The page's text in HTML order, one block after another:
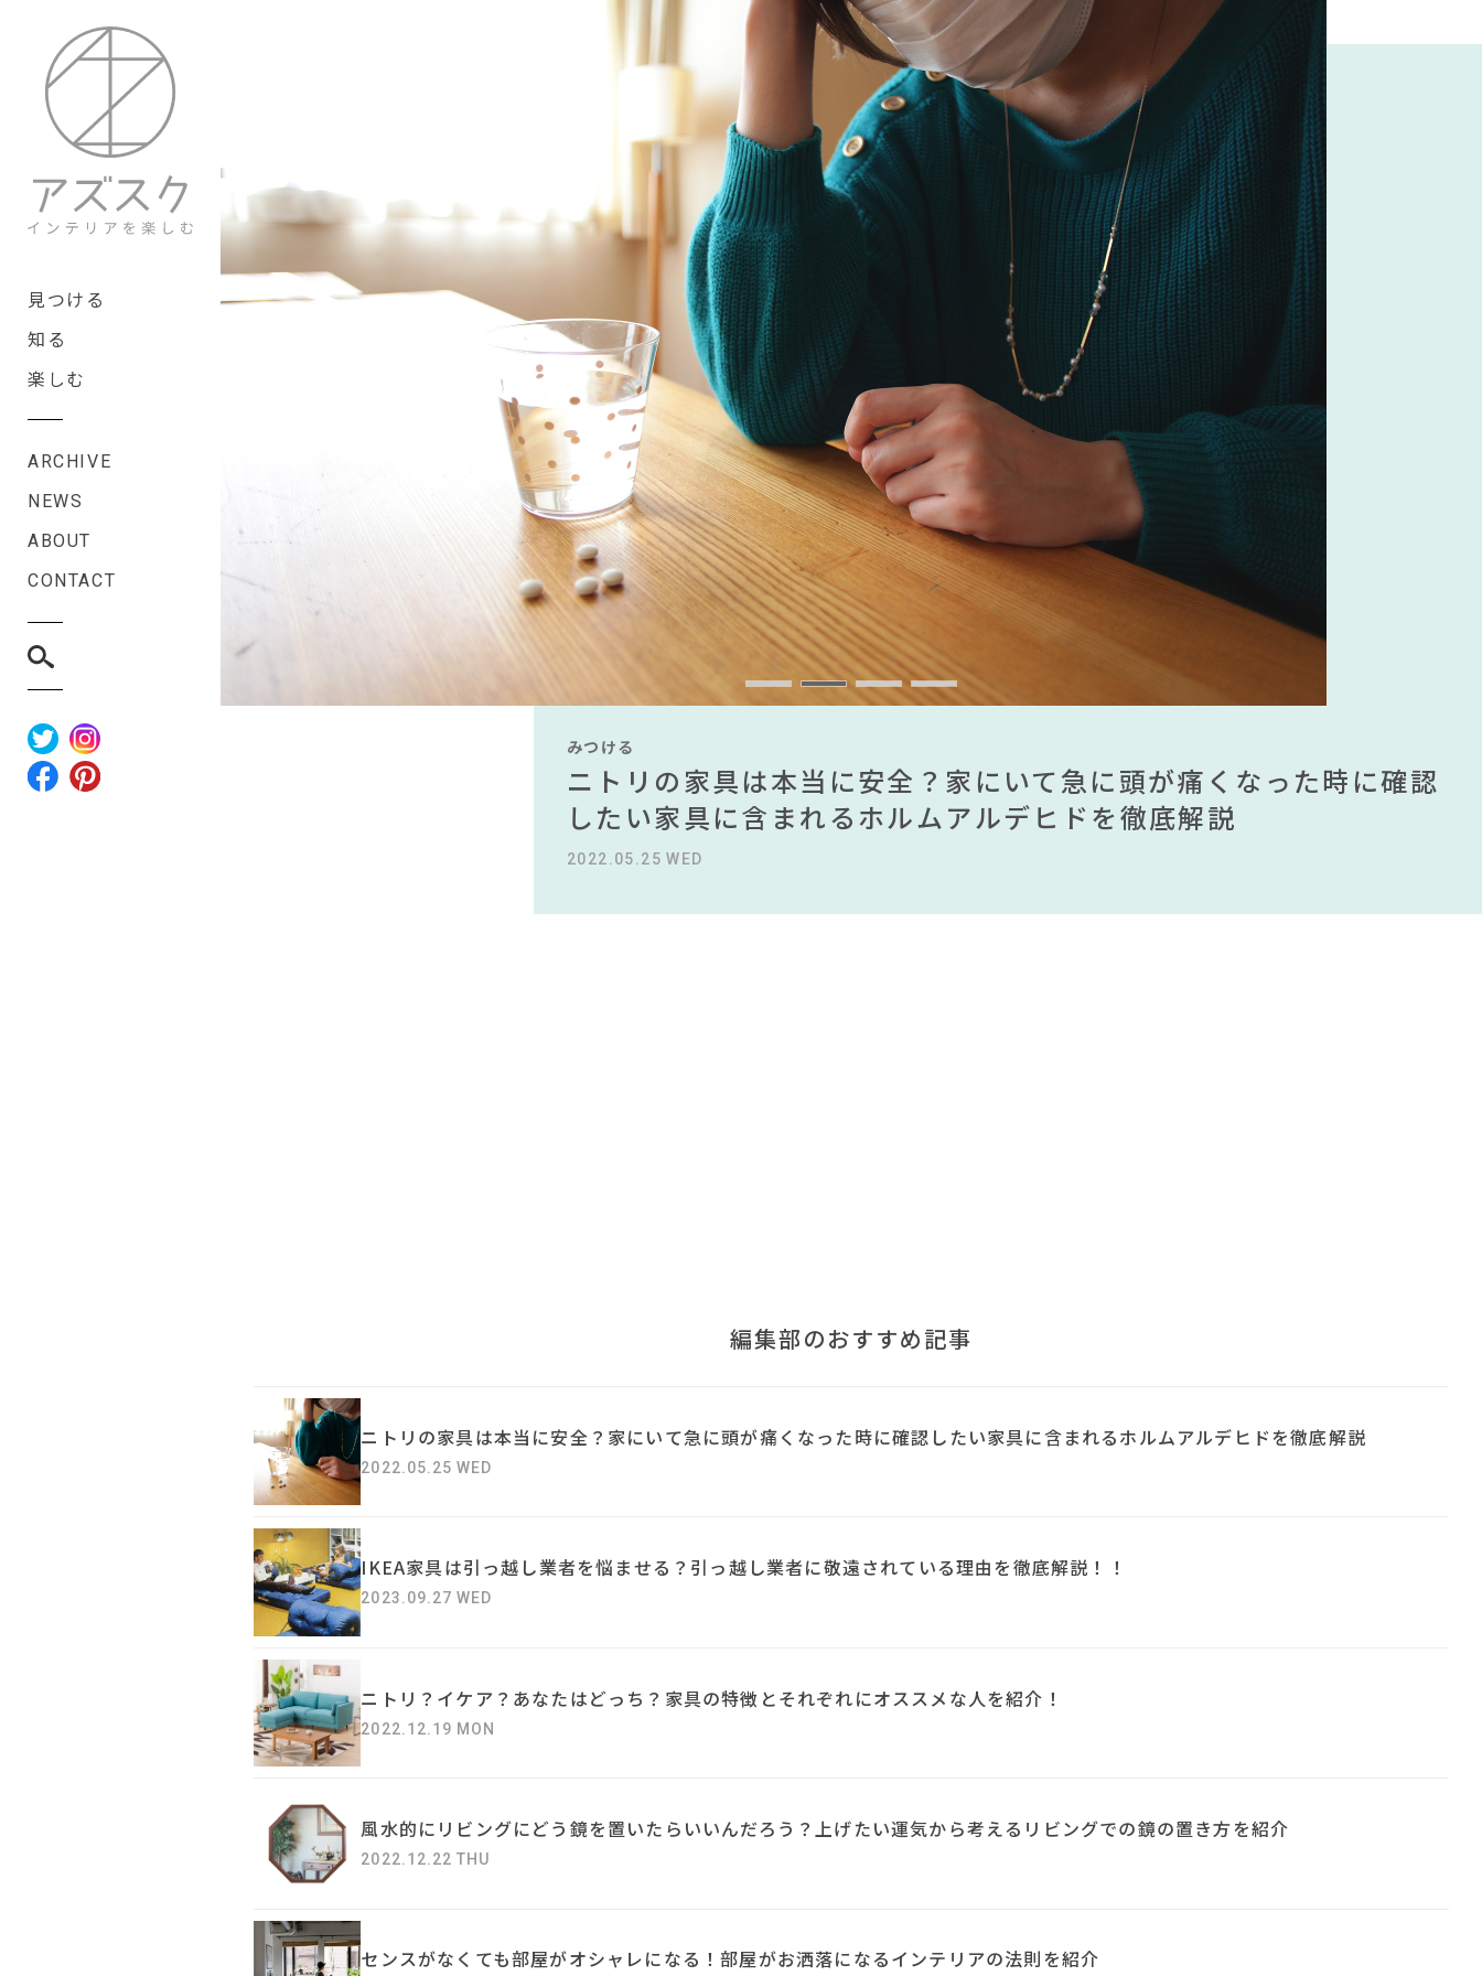
見つける
知る
楽しむ
ARCHIVE
NEWS
ABOUT
CONTACT
TAG LIST
#アダル #インテリアの法則#一枚板 #間宮祥太朗 #大塚家具#波瑠 #無印良品
#タンスのゲン #中村アン#照明#木図鑑#DINOS CORPORATION
#カリモク家具 #テレワーク#家具#ACTUS
#インテリアスタイリングの法則 #コクヨ #IDÉE
#KEYUCA#2022 夏ドラマ#IKEA#テーブル#2022 秋ドラマ #チェア#関家具
#大川家具#展示会#サステナブル#フェリシモ#コメリ#ニトリ#MoMA#岸井ゆきの
#オフィスチェア#インダストリアルスタイル#田中みな実 #映画 #石田ゆり子#ファニタメ
#ソファ#岡崎製材#インテリアコーディネート #2022 春ドラマ #良品計画
#材木屋のおやじとせがれ #おすすめ#unico
みつける
無印で有名デザイナーのアイテムが手に入る？無印良品で買える有
名デザイナーがデザインしたインテリアを一挙紹介
2022.10.24 MON
みつける
IKEA家具は引っ越し業者を悩ませる？引っ越し業者に敬遠されてい
る理由を徹底解説！！
2023.09.27 WED
みつける
ニトリの家具は本当に安全？家にいて急に頭が痛くなった時に確認
したい家具に含まれるホルムアルデヒドを徹底解説
2022.05.25 WED
みつける
【部屋をおしゃれにしたい人必見】今話題のインテリアスタイルか
ら定番スタイルまで紹介！おすすめインテリアスタイル18選
2023.09.23 SAT
みつける
無印で有名デザイナーのアイテムが手に入る？無印良品で買える有
名デザイナーがデザインしたインテリアを一挙紹介
2022.10.24 MON
みつける
IKEA家具は引っ越し業者を悩ませる？引っ越し業者に敬遠されてい
る理由を徹底解説！！
2023.09.27 WED
編集部のおすすめ記事
ニトリの家具は本当に安全？家にいて急に頭が痛くなった時に確認したい家具に含まれるホルムアルデヒドを徹底解説
2022.05.25 WED
IKEA家具は引っ越し業者を悩ませる？引っ越し業者に敬遠されている理由を徹底解説！！
2023.09.27 WED
ニトリ？イケア？あなたはどっち？家具の特徴とそれぞれにオススメな人を紹介！
2022.12.19 MON
風水的にリビングにどう鏡を置いたらいいんだろう？上げたい運気から考えるリビングでの鏡の置き方を紹介
2022.12.22 THU
センスがなくても部屋がオシャレになる！部屋がお洒落になるインテリアの法則を紹介